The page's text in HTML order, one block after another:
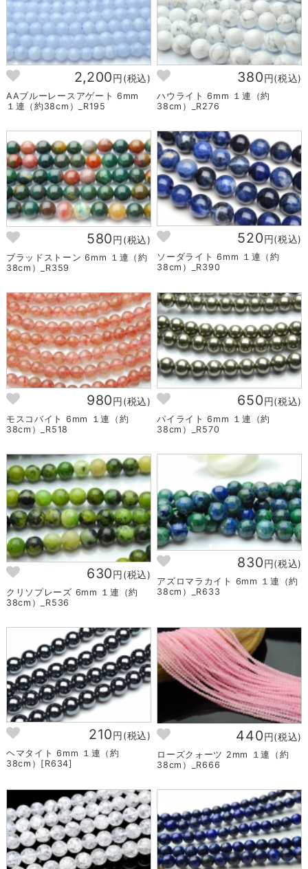
2,200円(税込)
AAブルーレースアゲート 6mm
１連（約38cm）_R195
380円(税込)
ハウライト 6mm １連（約
38cm）_R276
580円(税込)
ブラッドストーン 6mm １連（約
38cm）_R359
520円(税込)
ソーダライト 6mm １連（約
38cm）_R390
980円(税込)
モスコバイト 6mm １連（約
38cm）_R518
650円(税込)
パイライト 6mm １連（約
38cm）_R570
630円(税込)
クリソプレーズ 6mm １連（約
38cm）_R536
830円(税込)
アズロマラカイト 6mm １連（約
38cm）_R633
210円(税込)
ヘマタイト 6mm １連（約
38cm）[R634]
440円(税込)
ローズクォーツ 2mm １連（約
38cm）_R666